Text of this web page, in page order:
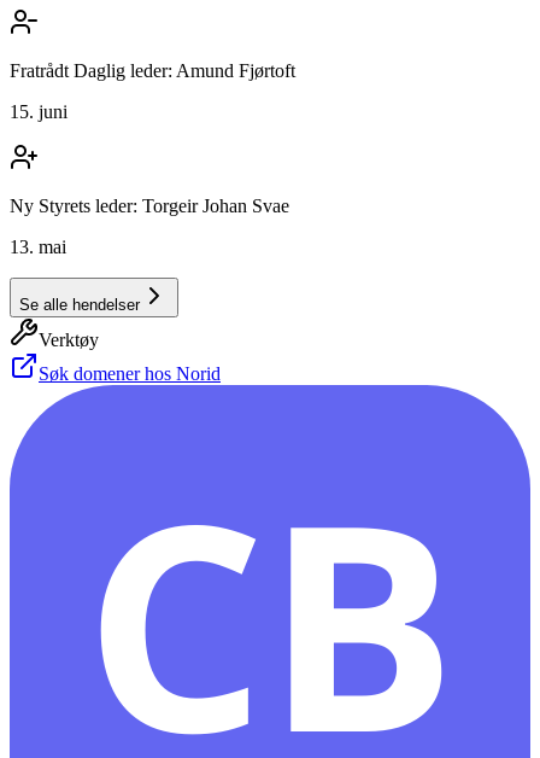
Fratrådt Daglig leder: Amund Fjørtoft
15. juni
Ny Styrets leder: Torgeir Johan Svae
13. mai
Se alle hendelser
Verktøy
Søk domener hos Norid
CB